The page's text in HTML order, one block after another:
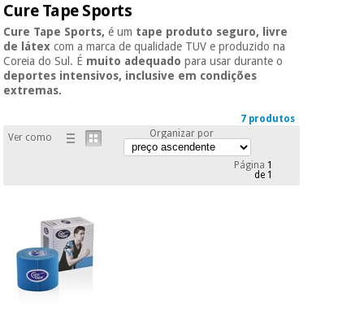
Os
nossos
produtos
Kinefis
Odontología
Material
médico
sanitário
Medicina
clínico
Gabinetes
terapêuticos
Os
nossos
produtos
Kinefis
Ofertas
cuidado
corporal
Odontología
Material
Medicina
tradicional
chinesa
Cure Tape Sports
Cure Tape Sports, é um tape produto seguro, livre
de látex com a marca de qualidade TUV e produzido na
Coreia do Sul. É muito adequado para usar durante o
deportes intensivos, inclusive em condições
extremas.
7 produtos
Ver como
Organizar por
Página 1
de 1